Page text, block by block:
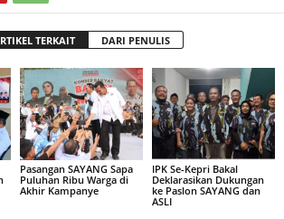
TERKAIT DARI PENULIS
Pasangan SAYANG Sapa
Puluhan Ribu Warga di
Akhir Kampanye
IPK Se-Kepri Bakal
Deklarasikan Dukungan
ke Paslon SAYANG dan
ASLI